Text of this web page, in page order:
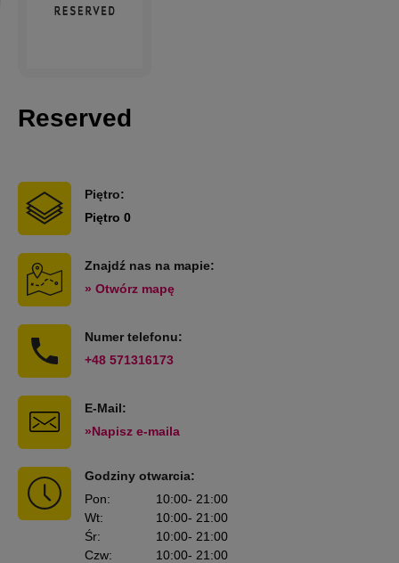
Reserved
Piętro:
Piętro 0
Znajdź nas na mapie:
» Otwórz mapę
Numer telefonu:
+48 571316173
E-Mail:
»Napisz e-maila
Godziny otwarcia:
Pon: 10:00- 21:00
Wt: 10:00- 21:00
Śr: 10:00- 21:00
Czw: 10:00- 21:00